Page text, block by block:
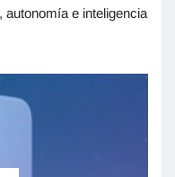
autonomía e inteligencia